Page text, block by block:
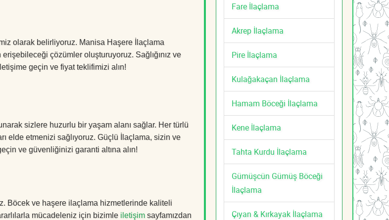
olarak belirliyoruz. Manisa Haşere İlaçlama
çözümler oluşturuyoruz. Sağlığınız ve
geçin ve fiyat teklifimizi alın!
sizlere huzurlu bir yaşam alanı sağlar. Her türlü
elde etmenizi sağlıyoruz. Güçlü İlaçlama, sizin ve
ve güvenliğinizi garanti altına alın!
Böcek ve haşere ilaçlama hizmetlerinde kaliteli
mücadeleniz için bizimle iletişim sayfamızdan
Fare İlaçlama
Akrep İlaçlama
Pire İlaçlama
Kulağakaçan İlaçlama
Hamam Böceği İlaçlama
Kene İlaçlama
Tahta Kurdu İlaçlama
Gümüşcün Gümüş Böceği
İlaçlama
Çıyan & Kırkayak İlaçlama